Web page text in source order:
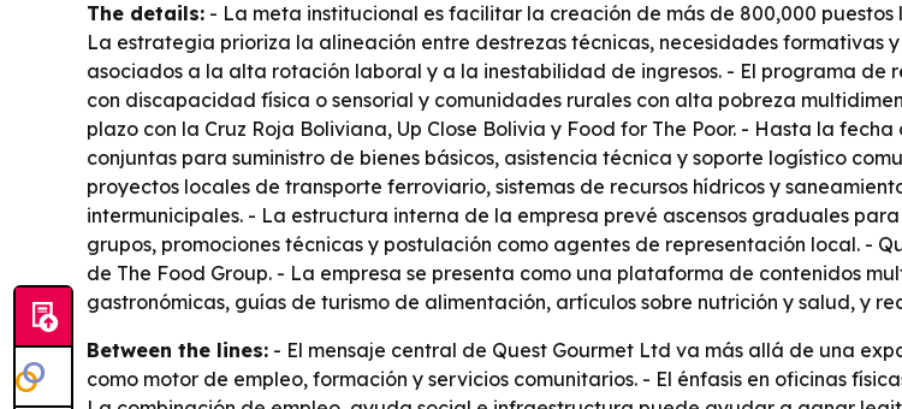
The details: - La meta institucional es facilitar la creación de más de 800,000
La estrategia prioriza la alineación entre destrezas técnicas, necesidades formativas
asociados a la alta rotación laboral y a la inestabilidad de ingresos. - El programa de
con discapacidad física o sensorial y comunidades rurales con alta pobreza
plazo con la Cruz Roja Boliviana, Up Close Bolivia y Food for The Poor. - Hasta la
conjuntas para suministro de bienes básicos, asistencia técnica y soporte logístico
proyectos locales de transporte ferroviario, sistemas de recursos hídricos y
intermunicipales. - La estructura interna de la empresa prevé ascensos graduales
grupos, promociones técnicas y postulación como agentes de representación local. -
de The Food Group. - La empresa se presenta como una plataforma de contenidos
gastronómicas, guías de turismo de alimentación, artículos sobre nutrición y salud, y
Between the lines: - El mensaje central de Quest Gourmet Ltd va más allá de una
como motor de empleo, formación y servicios comunitarios. - El énfasis en oficinas